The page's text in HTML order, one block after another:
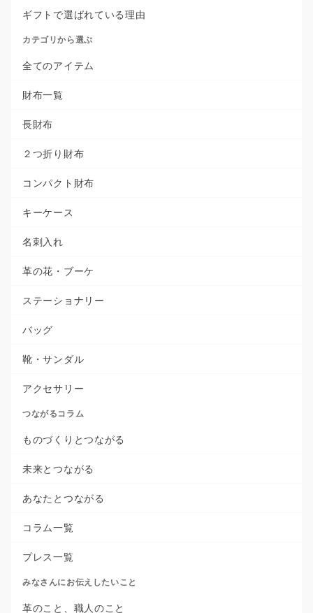
ギフトで選ばれている理由
カテゴリから選ぶ
全てのアイテム
財布一覧
長財布
２つ折り財布
コンパクト財布
キーケース
名刺入れ
革の花・ブーケ
ステーショナリー
バッグ
靴・サンダル
アクセサリー
つながるコラム
ものづくりとつながる
未来とつながる
あなたとつながる
コラム一覧
プレス一覧
みなさんにお伝えしたいこと
革のこと、職人のこと